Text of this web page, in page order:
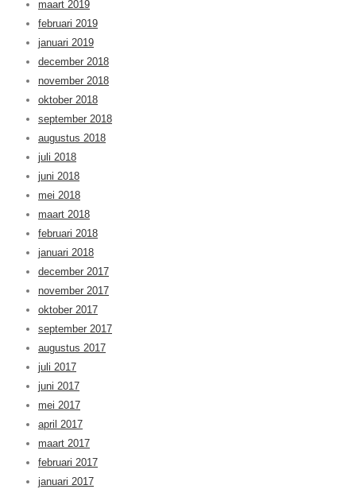
maart 2019
februari 2019
januari 2019
december 2018
november 2018
oktober 2018
september 2018
augustus 2018
juli 2018
juni 2018
mei 2018
maart 2018
februari 2018
januari 2018
december 2017
november 2017
oktober 2017
september 2017
augustus 2017
juli 2017
juni 2017
mei 2017
april 2017
maart 2017
februari 2017
januari 2017